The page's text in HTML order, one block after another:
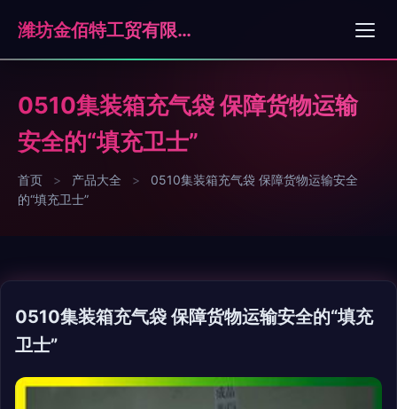
潍坊金佰特工贸有限公司
0510集装箱充气袋 保障货物运输
安全的“填充卫士”
首页 > 产品大全 >
0510集装箱充气袋 保障货物运输安全
的“填充卫士”
0510集装箱充气袋 保障货物运输安全的“填充
卫士”